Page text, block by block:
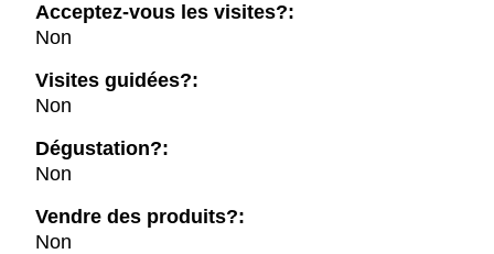
Acceptez-vous les visites?:
Non
Visites guidées?:
Non
Dégustation?:
Non
Vendre des produits?:
Non